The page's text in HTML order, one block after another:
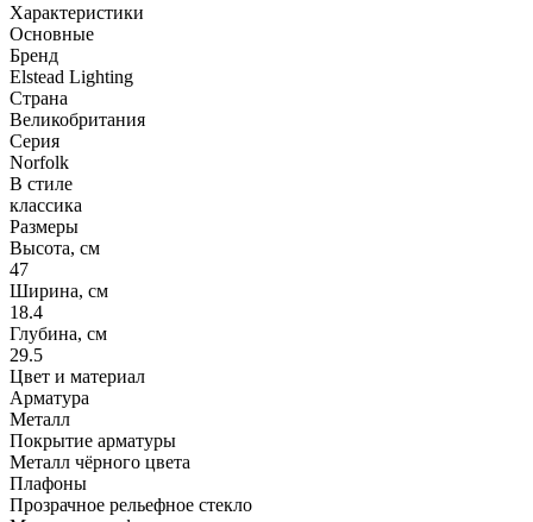
Характеристики
Основные
Бренд
Elstead Lighting
Страна
Великобритания
Серия
Norfolk
В стиле
классика
Размеры
Высота, см
47
Ширина, см
18.4
Глубина, см
29.5
Цвет и материал
Арматура
Металл
Покрытие арматуры
Металл чёрного цвета
Плафоны
Прозрачное рельефное стекло